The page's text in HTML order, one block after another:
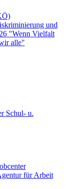
und
"Wenn Vielfalt
alle"
Schul- u.
für Arbeit